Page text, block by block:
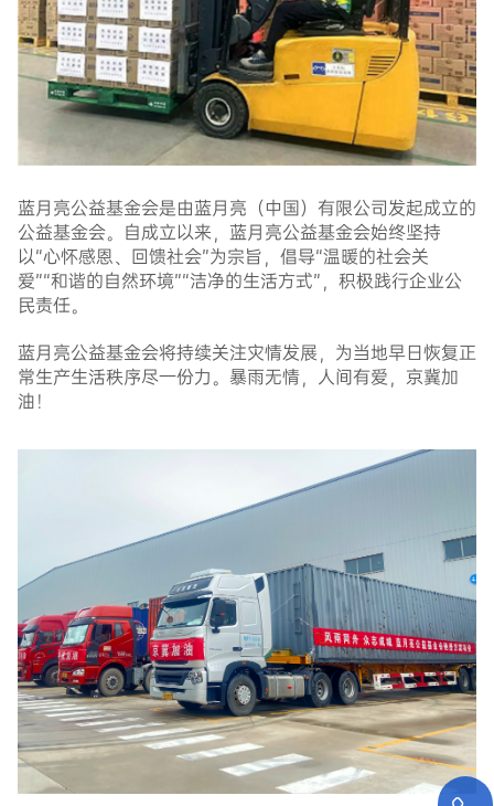
蓝月亮公益基金会是由蓝月亮（中国）有限公司发起成立的
公益基金会。自成立以来，蓝月亮公益基金会始终坚持
以“心怀感恩、回馈社会”为宗旨，倡导“温暖的社会关
爱”“和谐的自然环境”“洁净的生活方式”，积极践行企业公
民责任。
蓝月亮公益基金会将持续关注灾情发展，为当地早日恢复正
常生产生活秩序尽一份力。暴雨无情，人间有爱，京冀加
油！